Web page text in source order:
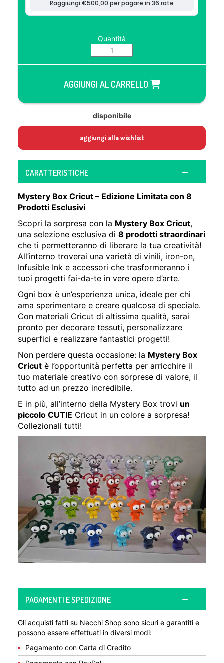
Quantità
AGGIUNGI AL CARRELLO
disponibile
aggiungi alla wishlist
CARATTERISTICHE
Mystery Box Cricut – Edizione Limitata con 8
Prodotti Esclusivi
Scopri la sorpresa con la Mystery Box Cricut,
una selezione esclusiva di 8 prodotti straordinari
che ti permetteranno di liberare la tua creatività!
All’interno troverai una varietà di vinili, iron-on,
Infusible Ink e accessori che trasformeranno i
tuoi progetti fai-da-te in vere opere d’arte.
Ogni box è un’esperienza unica, ideale per chi
ama sperimentare e creare qualcosa di speciale.
Con materiali Cricut di altissima qualità, sarai
pronto per decorare tessuti, personalizzare
superfici e realizzare fantastici progetti!
Non perdere questa occasione: la Mystery Box
Cricut è l’opportunità perfetta per arricchire il
tuo materiale creativo con sorprese di valore, il
tutto ad un prezzo incredibile.
E in più, all’interno della Mystery Box trovi un
piccolo CUTIE Cricut in un colore a sorpresa!
Collezionali tutti!
PAGAMENTI E SPEDIZIONE
Gli acquisti fatti su Necchi Shop sono sicuri e garantiti e
possono essere effettuati in diversi modi:
Pagamento con Carta di Credito